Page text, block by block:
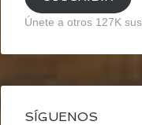
Únete a otros 127K
SÍGUENOS